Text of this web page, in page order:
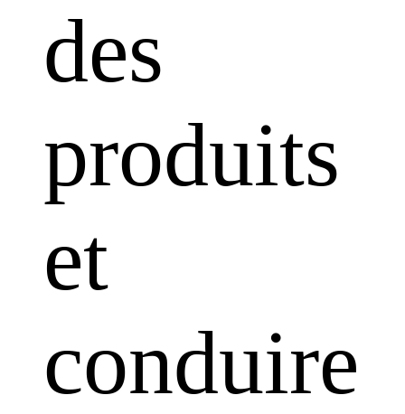
des
produits
et
conduire